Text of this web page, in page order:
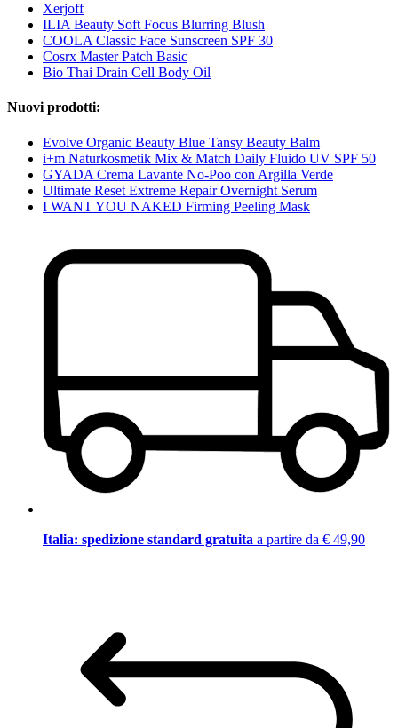
Xerjoff
ILIA Beauty Soft Focus Blurring Blush
COOLA Classic Face Sunscreen SPF 30
Cosrx Master Patch Basic
Bio Thai Drain Cell Body Oil
Nuovi prodotti:
Evolve Organic Beauty Blue Tansy Beauty Balm
i+m Naturkosmetik Mix & Match Daily Fluido UV SPF 50
GYADA Crema Lavante No-Poo con Argilla Verde
Ultimate Reset Extreme Repair Overnight Serum
I WANT YOU NAKED Firming Peeling Mask
Italia: spedizione standard gratuita a partire da € 49,90